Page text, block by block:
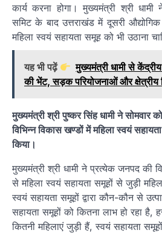
कार्य करना होगा। मुख्यमंत्री श्री
समिट के बाद उत्तराखंड में दूसरी
महिला स्वयं सहायता समूह को भी उठाना
यह भी पढ़ें
मुख्यमंत्री धामी से
की भेंट, सड़क परियोजनाओं और क्षेत्रीय
मुख्यमंत्री श्री पुष्कर सिंह धामी ने सोमवार
विभिन्न विकास खण्डों में महिला स्वयं
किया।
मुख्यमंत्री श्री धामी ने प्रत्येक जनपद की
से महिला स्वयं सहायता समूहों से जुड़ी
स्वयं सहायता समूहों द्वारा कौन-कौन से
सहायता समूहों को कितना लाभ हो रहा है,
कितनी महिलाएं जुड़ी हैं, स्वयं सहायता